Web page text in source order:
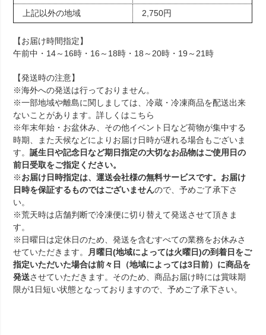
上記以外の地域
2,750円
【お届け時間指定】
午前中・14～16時・16～18時・18～20時・19～21時
【発送時の注意】
※海外への発送は行っておりません。
※一部地域や離島に関しましては、冷蔵・冷凍商品を配送出来
ないことがあります。詳しくはこちら
※年末年始・お盆休み、その他イベント日など荷物が集中する
時期、また天候などによりお届け日時が遅れる場合もございま
す。誕生日や記念日など期日指定の大切なお品物はご使用日の
前日受取をご指定ください。
※お届け日時指定は、運送会社様の無料サービスです。お届け
日時を保証するものではございませんので、予めご了承下さ
い。
※荒天時は店舗判断で冷凍便に切り替えて発送させて頂きま
す。
※日曜日は定休日のため、発送を含むすべての業務をお休みさ
せていただきます。
月曜日(地域によっては火曜日)の到着日をご
指定いただいた場合は前々日（地域によっては3日前）に商品を
発送させていただきます。そのため、商品お届け時には賞味期
限が1日短い状態となっておりますので、予めご了承下さい。